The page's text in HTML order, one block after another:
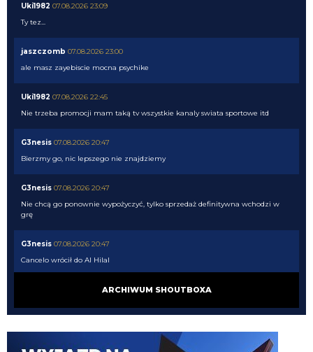
Uki1982 07.08.2026 23:09
Ty tez...
jaszczomb 07.08.2026 23:00
ale masz zayebiscie mocna psychike
Uki1982 07.08.2026 22:45
Nie trzeba promocji mam taką tv wszystkie kanaly swiata sportowe itd
G3nesis 07.08.2026 20:47
Bierzmy go, nic lepszego nie znajdziemy
G3nesis 07.08.2026 20:47
Nie chcą go ponownie wypożyczyć, tylko sprzedaż definitywna wchodzi w
grę
G3nesis 07.08.2026 20:47
Cancelo wrócił do Al Hilal
07.08.2026 19:42
nedzy i rozpaczy
G3nesis
07.08.2026 19:15
ARCHIWUM SHOUTBOXA